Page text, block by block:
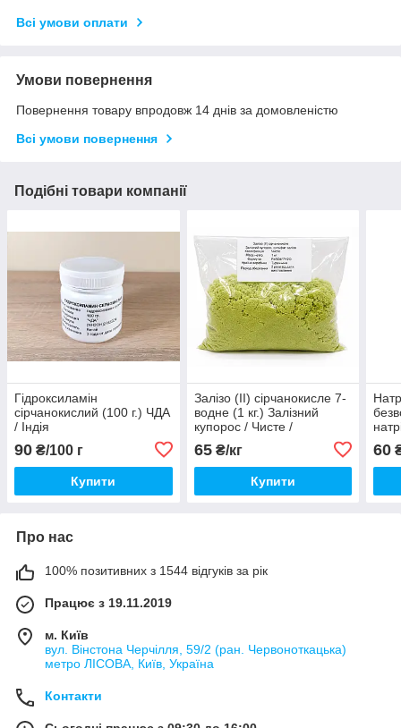
Всі умови оплати
Умови повернення
Повернення товару впродовж 14 днів за домовленістю
Всі умови повернення
Подібні товари компанії
Гідроксиламін
сірчанокислий (100 г.) ЧДА
/ Індія
90 ₴/100 г
Купити
Залізо (II) сірчанокисле 7-
водне (1 кг.) Залізний
купорос / Чисте /
65₴/кг
Купити
60
Про нас
100% позитивних з 1544 відгуків за рік
Працює з 19.11.2019
м. Київ
вул. Вінстона Черчілля, 59/2 (ран. Червоноткацька)
метро ЛІСОВА, Київ, Україна
Контакти